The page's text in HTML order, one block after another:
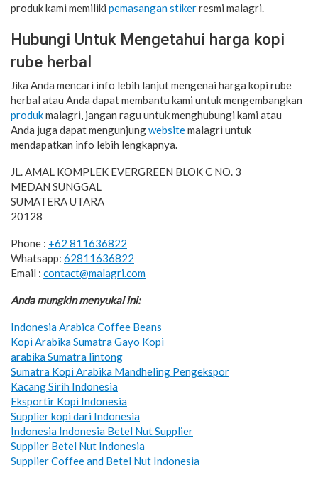
produk kami memiliki pemasangan stikerresmi malagri.
Hubungi Untuk Mengetahui harga kopi
rube herbal
Jika Anda mencari info lebih lanjut mengenai harga kopi rube
herbal atau Anda dapat membantu kami untuk mengembangkan
produkmalagri, jangan ragu untuk menghubungi kami atau
Anda juga dapat mengunjungwebsitemalagri untuk
mendapatkan info lebih lengkapnya.
JL. AMAL KOMPLEK EVERGREEN BLOK C NO. 3
MEDAN SUNGGAL
SUMATERA UTARA
20128
Phone : +62 811636822
Whatsapp: 62811636822
Email : contact@malagri.com
Anda mungkin menyukai ini:
Indonesia Arabica Coffee Beans
Kopi Arabika Sumatra Gayo Kopi
arabika Sumatra lintong
Sumatra Kopi Arabika Mandheling Pengekspor
Kacang Sirih Indonesia
Eksportir Kopi Indonesia
Supplier kopi dari Indonesia
Indonesia Indonesia Betel Nut Supplier
Supplier Betel Nut Indonesia
Supplier Coffee and Betel Nut Indonesia